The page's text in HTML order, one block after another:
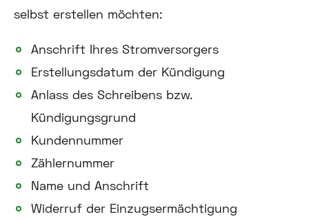
selbst erstellen möchten:
Anschrift Ihres Stromversorgers
Erstellungsdatum der Kündigung
Anlass des Schreibens bzw.
Kündigungsgrund
Kundennummer
Zählernummer
Name und Anschrift
Widerruf der Einzugsermächtigung